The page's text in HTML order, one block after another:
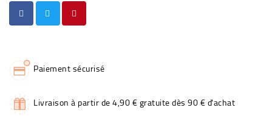
Paiement sécurisé
Livraison à partir de 4,90 € gratuite dès 90 € d'achat